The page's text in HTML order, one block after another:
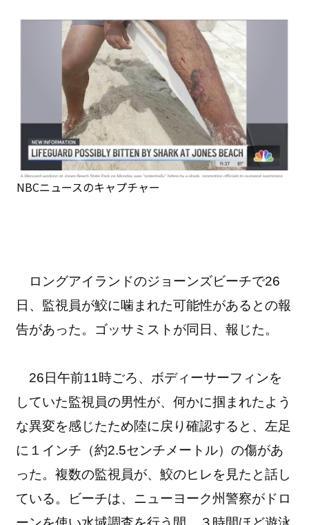
NBCニュースのキャプチャー
ロングアイランドのジョーンズビーチで26
日、監視員が鮫に噛まれた可能性があるとの報
告があった。ゴッサミストが同日、報じた。
26日午前11時ごろ、ボディーサーフィンを
していた監視員の男性が、何かに掴まれたよう
な異変を感じたため陸に戻り確認すると、左足
に１インチ（約2.5センチメートル）の傷があ
った。複数の監視員が、鮫のヒレを見たと話し
ている。ビーチは、ニューヨーク州警察がドロ